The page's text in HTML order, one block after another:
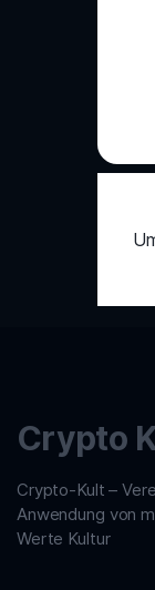
Crypto
Crypto-Kult –
Anwendung von
Werte Kultur